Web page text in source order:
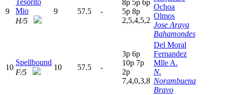
9
Tesorito
Mio
H/5
9 57.5 -
8p 5p 6p
5p 8p
2,5,4,5,2
Ochoa
Olmos
Jose Araya
Bahamondes
10
Spellbound
F/5
10 57.5 -
3p 6p
10p 7p
2p
7,4,0,3,8
Del Moral
Fernandez
Mlle A.
N.
Norambuena
Bravo